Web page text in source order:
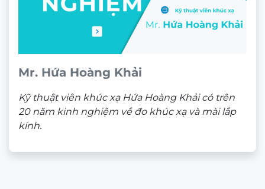
Mr. Hứa Hoàng Khải
Kỹ thuật viên khúc xạ Hứa Hoàng Khải có trên
20 năm kinh nghiệm về đo khúc xạ và mài lắp
kính.